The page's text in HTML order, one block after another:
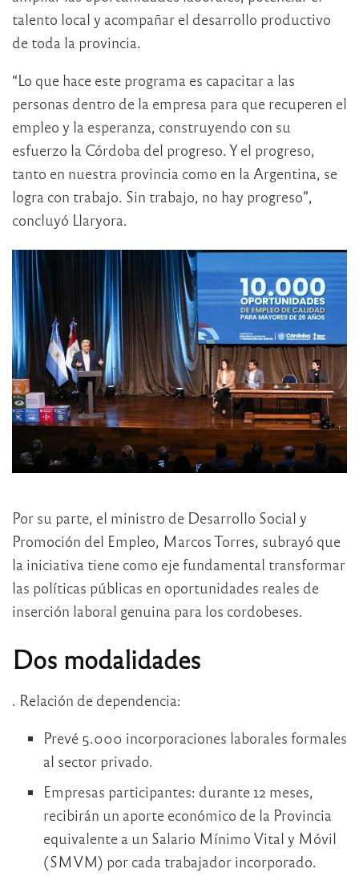
talento local y acompañar el desarrollo productivo
de toda la provincia.
“Lo que hace este programa es capacitar a las
personas dentro de la empresa para que recuperen el
empleo y la esperanza, construyendo con su
esfuerzo la Córdoba del progreso. Y el progreso,
tanto en nuestra provincia como en la Argentina, se
logra con trabajo. Sin trabajo, no hay progreso”,
concluyó Llaryora.
Por su parte, el ministro de Desarrollo Social y
Promoción del Empleo, Marcos Torres, subrayó que
la iniciativa tiene como eje fundamental transformar
las políticas públicas en oportunidades reales de
inserción laboral genuina para los cordobeses.
Dos modalidades
. Relación de dependencia:
Prevé 5.000 incorporaciones laborales formales
al sector privado.
Empresas participantes: durante 12 meses,
recibirán un aporte económico de la Provincia
equivalente a un Salario Mínimo Vital y Móvil
(SMVM) por cada trabajador incorporado.